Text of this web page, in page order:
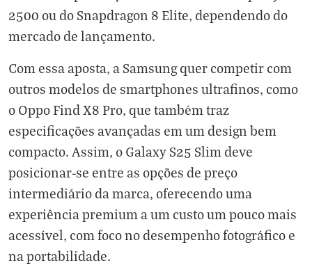
2500 ou do Snapdragon 8 Elite, dependendo do
mercado de lançamento.
Com essa aposta, a Samsung quer competir com
outros modelos de smartphones ultrafinos, como
o Oppo Find X8 Pro, que também traz
especificações avançadas em um design bem
compacto. Assim, o Galaxy S25 Slim deve
posicionar-se entre as opções de preço
intermediário da marca, oferecendo uma
experiência premium a um custo um pouco mais
acessível, com foco no desempenho fotográfico e
na portabilidade.